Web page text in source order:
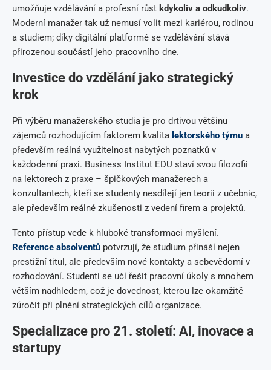
umožňuje vzdělávání a profesní růst kdykoliv a odkudkoliv.
Moderní manažer tak už nemusí volit mezi kariérou, rodinou
a studiem; díky digitální platformě se vzdělávání stává
přirozenou součástí jeho pracovního dne.
Investice do vzdělání jako strategický
krok
Při výběru manažerského studia je pro drtivou většinu
zájemců rozhodujícím faktorem kvalita lektorského týmu a
především reálná využitelnost nabytých poznatků v
každodenní praxi. Business Institut EDU staví svou filozofii
na lektorech z praxe – špičkových manažerech a
konzultantech, kteří se studenty nesdílejí jen teorii z učebnic,
ale především reálné zkušenosti z vedení firem a projektů.
Tento přístup vede k hluboké transformaci myšlení.
Reference absolventů potvrzují, že studium přináší nejen
prestižní titul, ale především nové kontakty a sebevědomí v
rozhodování. Studenti se učí řešit pracovní úkoly s mnohem
větším nadhledem, což je dovednost, kterou lze okamžitě
zúročit při plnění strategických cílů organizace.
Specializace pro 21. století: AI, inovace a
startupy